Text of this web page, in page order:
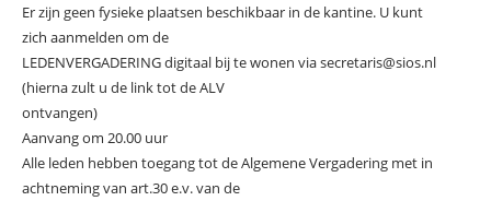
Er zijn geen fysieke plaatsen beschikbaar in de kantine. U kunt
zich aanmelden om de
LEDENVERGADERING digitaal bij te wonen via secretaris@sios.nl
(hierna zult u de link tot de ALV
ontvangen)
Aanvang om 20.00 uur
Alle leden hebben toegang tot de Algemene Vergadering met in
achtneming van art.30 e.v. van de